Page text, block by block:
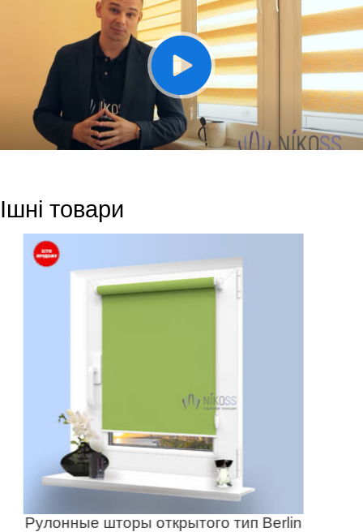
Ішні товари
Рулонные шторы открытого тип Berlin